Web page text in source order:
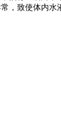
，致使体内